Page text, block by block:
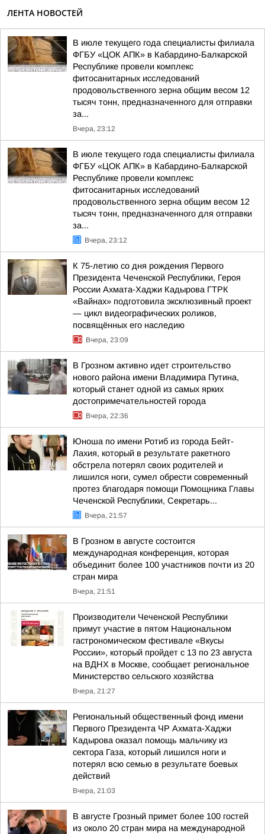
ЛЕНТА НОВОСТЕЙ
В июле текущего года специалисты филиала
ФГБУ «ЦОК АПК» в Кабардино-Балкарской
Республике провели комплекс
фитосанитарных исследований
продовольственного зерна общим весом 12
тысяч тонн, предназначенного для отправки
за...
Вчера, 23:12
В июле текущего года специалисты филиала
ФГБУ «ЦОК АПК» в Кабардино-Балкарской
Республике провели комплекс
фитосанитарных исследований
продовольственного зерна общим весом 12
тысяч тонн, предназначенного для отправки
за...
Вчера, 23:12
К 75-летию со дня рождения Первого
Президента Чеченской Республики, Героя
России Ахмата-Хаджи Кадырова ГТРК
«Вайнах» подготовила эксклюзивный проект
— цикл видеографических роликов,
посвящённых его наследию
Вчера, 23:09
В Грозном активно идет строительство
нового района имени Владимира Путина,
который станет одной из самых ярких
достопримечательностей города
Вчера, 22:36
Юноша по имени Ротиб из города Бейт-
Лахия, который в результате ракетного
обстрела потерял своих родителей и
лишился ноги, сумел обрести современный
протез благодаря помощи Помощника Главы
Чеченской Республики, Секретарь...
Вчера, 21:57
В Грозном в августе состоится
международная конференция, которая
объединит более 100 участников почти из 20
стран мира
Вчера, 21:51
Производители Чеченской Республики
примут участие в пятом Национальном
гастрономическом фестивале «Вкусы
России», который пройдет с 13 по 23 августа
на ВДНХ в Москве, сообщает региональное
Министерство сельского хозяйства
Вчера, 21:27
Региональный общественный фонд имени
Первого Президента ЧР Ахмата-Хаджи
Кадырова оказал помощь мальчику из
сектора Газа, который лишился ноги и
потерял всю семью в результате боевых
действий
Вчера, 21:03
В августе Грозный примет более 100 гостей
из около 20 стран мира на международной